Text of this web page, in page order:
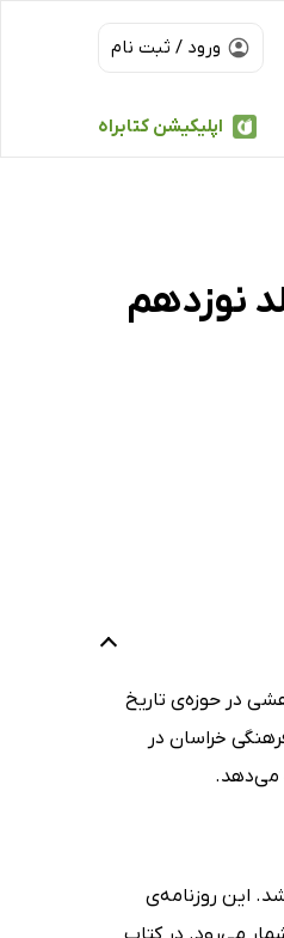
ورود / ثبت نام
اپلیکیشن کتابراه
نوزدهم
در حوزه‌ی تاریخ
خراسان در
این روزنامه‌ی